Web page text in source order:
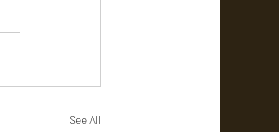
See All